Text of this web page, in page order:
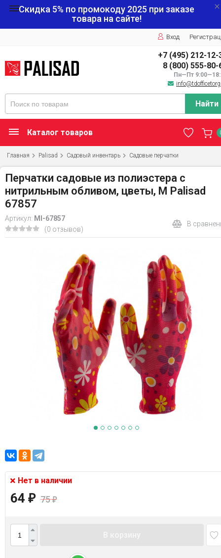
Скидка 5% по промокоду 2025 при заказе
товара на сайте!
Вход
+7 (495) 212-12-
8 (800) 555-80-
Пн—Пт
Найти
Каталог товаров
Главная Palisad Садовый инвентарь Садовые перчатки
Перчатки садовые из полиэстера с
нитрильным обливом, цветы, М Palisad
67857
Артикул: MI-67857
(0 отзывов)
В
Нет в наличии
64 ₽ 75₽